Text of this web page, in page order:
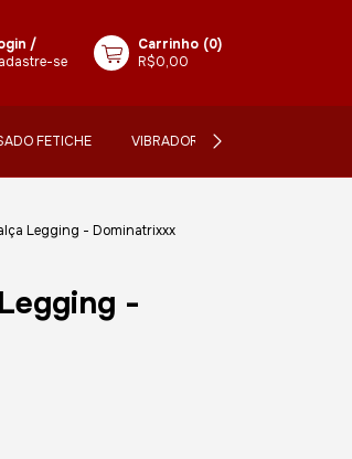
/
se
Carrinho (0)
R$0,00
FETICHE VIBRADORES
Legging - Dominatrixxx
-